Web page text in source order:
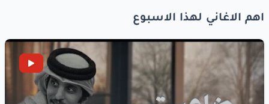
اهم الاغاني لهذا الاسبوع